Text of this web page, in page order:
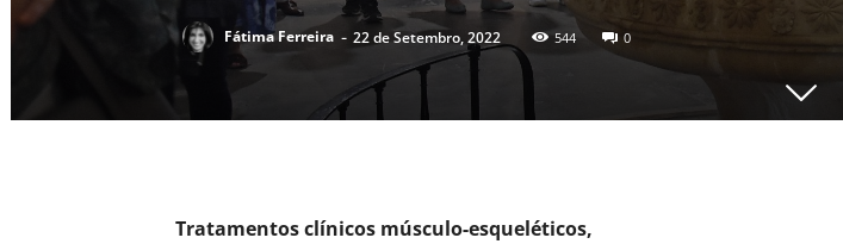
Fátima Ferreira - 22 de Setembro, 2022 544 0
Tratamentos clínicos músculo-esqueléticos,